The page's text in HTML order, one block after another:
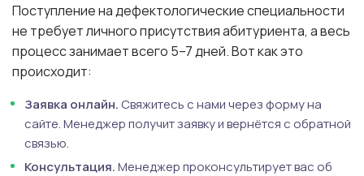
Поступление на дефектологические специальности
не требует личного присутствия абитуриента, а весь
процесс занимает всего 5–7 дней. Вот как это
происходит:
Заявка онлайн. Свяжитесь с нами через форму на
сайте. Менеджер получит заявку и вернётся с обратной
связью.
Консультация.Менеджер проконсультирует вас об